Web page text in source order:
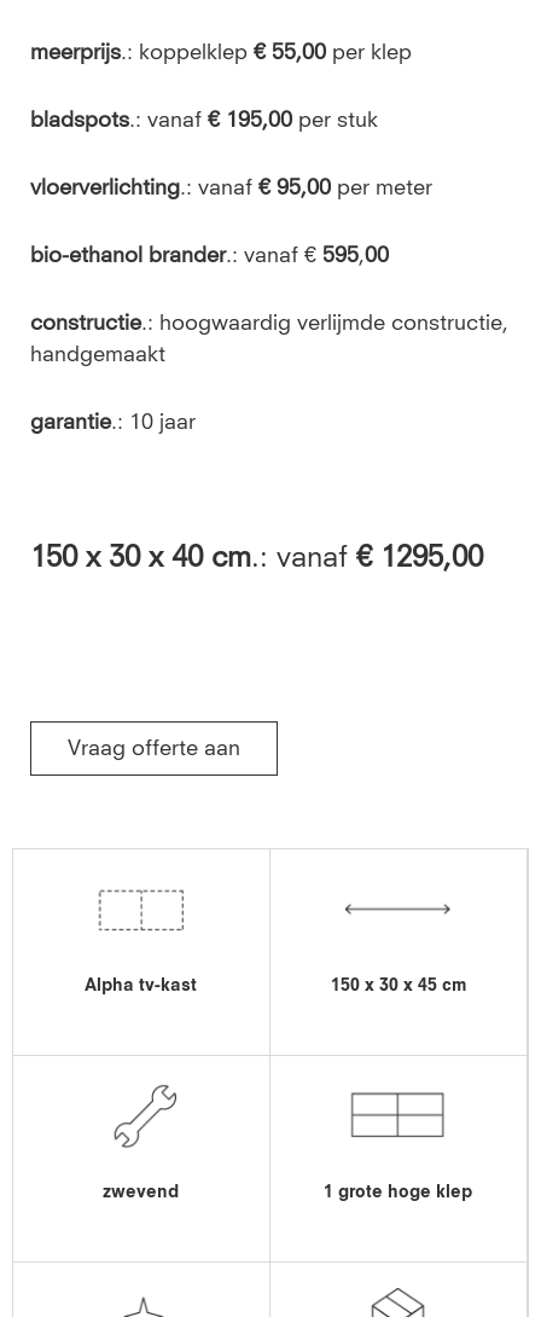
meerprijs.: koppelklep € 55,00 per klep
bladspots.: vanaf € 195,00 per stuk
vloerverlichting.: vanaf € 95,00 per meter
bio-ethanol brander.: vanaf € 595,00
constructie.: hoogwaardig verlijmde constructie,
handgemaakt
garantie.: 10 jaar
150 x 30 x 40 cm.: vanaf € 1295,00
Vraag offerte aan
Alpha tv-kast 150 x 30 x 45 cm
zwevend 1 grote hoge klep